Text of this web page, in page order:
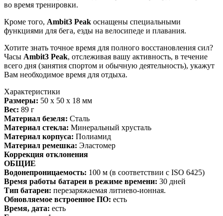
во время тренировки.
Кроме того, Ambit3 Peak оснащены специальными
функциями для бега, езды на велосипеде и плавания.
Хотите знать точное время для полного восстановления сил?
Часы Ambit3 Peak, отслеживая вашу активность, в течение
всего дня (занятия спортом и обычную деятельность), укажут
Вам необходимое время для отдыха.
Характеристики
Размеры: 50 x 50 x 18 мм
Вес: 89 г
Материал безеля: Сталь
Материал стекла: Минеральный хрусталь
Материал корпуса: Полиамид
Материал ремешка: Эластомер
Коррекция отклонения
ОБЩИЕ
Водонепроницаемость: 100 м (в соответствии с ISO 6425)
Время работы батареи в режиме времени: 30 дней
Тип батареи: перезаряжаемая литиево-ионная.
Обновляемое встроенное ПО: есть
Время, дата: есть